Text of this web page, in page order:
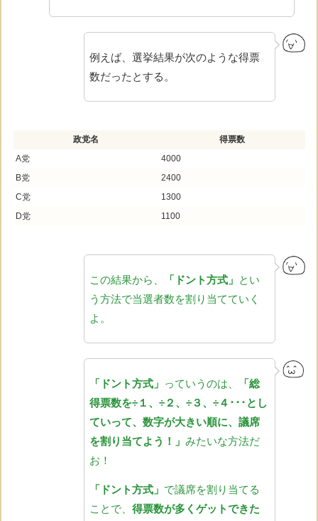
例えば、選挙結果が次のような得票
数だったとする。
政党名
得票数
A党
4000
B党
2400
C党
1300
D党
1100
この結果から、 「ドント方式」 とい
う方法で当選者数を割り当てていく
よ。
「ドント方式」 っていうのは、
「総
得票数を÷１、÷２、÷３、÷４･･･とし
ていって、数字が大きい順に、議席
を割り当てよう！」 みたいな方法だ
お！
「ドント方式」 で議席を割り当てる
ことで、 得票数が多くゲットできた